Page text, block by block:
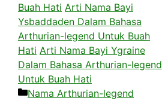
Buah Hati Arti Nama Bayi
Ysbaddaden Dalam Bahasa
Arthurian-legend Untuk Buah
Hati Arti Nama Bayi Ygraine
Dalam Bahasa Arthurian-legend
Untuk Buah Hati
Kategori
Nama Arthurian-legend